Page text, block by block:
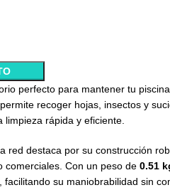
perfecto para mantener tu
recoger hojas, insectos y
rápida y eficiente.
red destaca por su construcción
comerciales. Con un peso de0.51
su maniobrabilidad sin